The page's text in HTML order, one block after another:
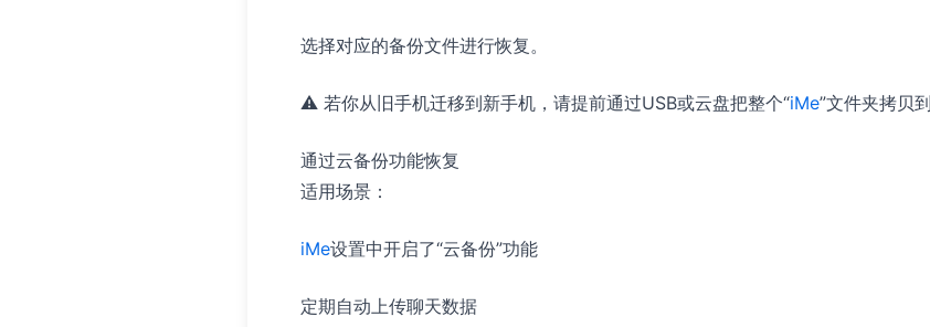
选择对应的备份文件进行恢复。
⚠️ 若你从旧手机迁移到新手机，请提前通过USB或云盘把整个“iMe”文件夹拷贝
通过云备份功能恢复
适用场景：
iMe设置中开启了“云备份”功能
定期自动上传聊天数据